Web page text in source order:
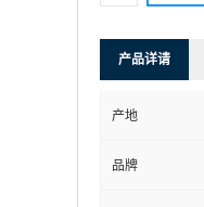
产品详请
产地
品牌